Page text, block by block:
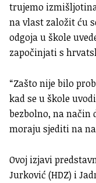
trujemo
na vlast založit ću
odgoja u škole
započinjati s
“Zašto nije bilo
kad se u škole
bezbolno, na način
moraju sjediti na
Ovoj izjavi
Jurković (HDZ) i